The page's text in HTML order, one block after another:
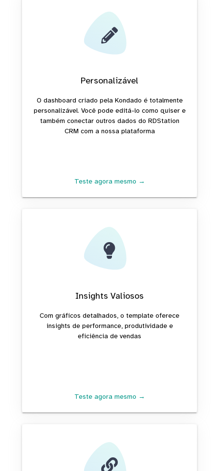
Personalizável
O dashboard criado pela Kondado é totalmente
personalizável. Você pode editá-lo como quiser e
também conectar outros dados do RDStation
CRM com a nossa plataforma
Teste agora mesmo →
Insights Valiosos
Com gráficos detalhados, o template oferece
insights de performance, produtividade e
eficiência de vendas
Teste agora mesmo →